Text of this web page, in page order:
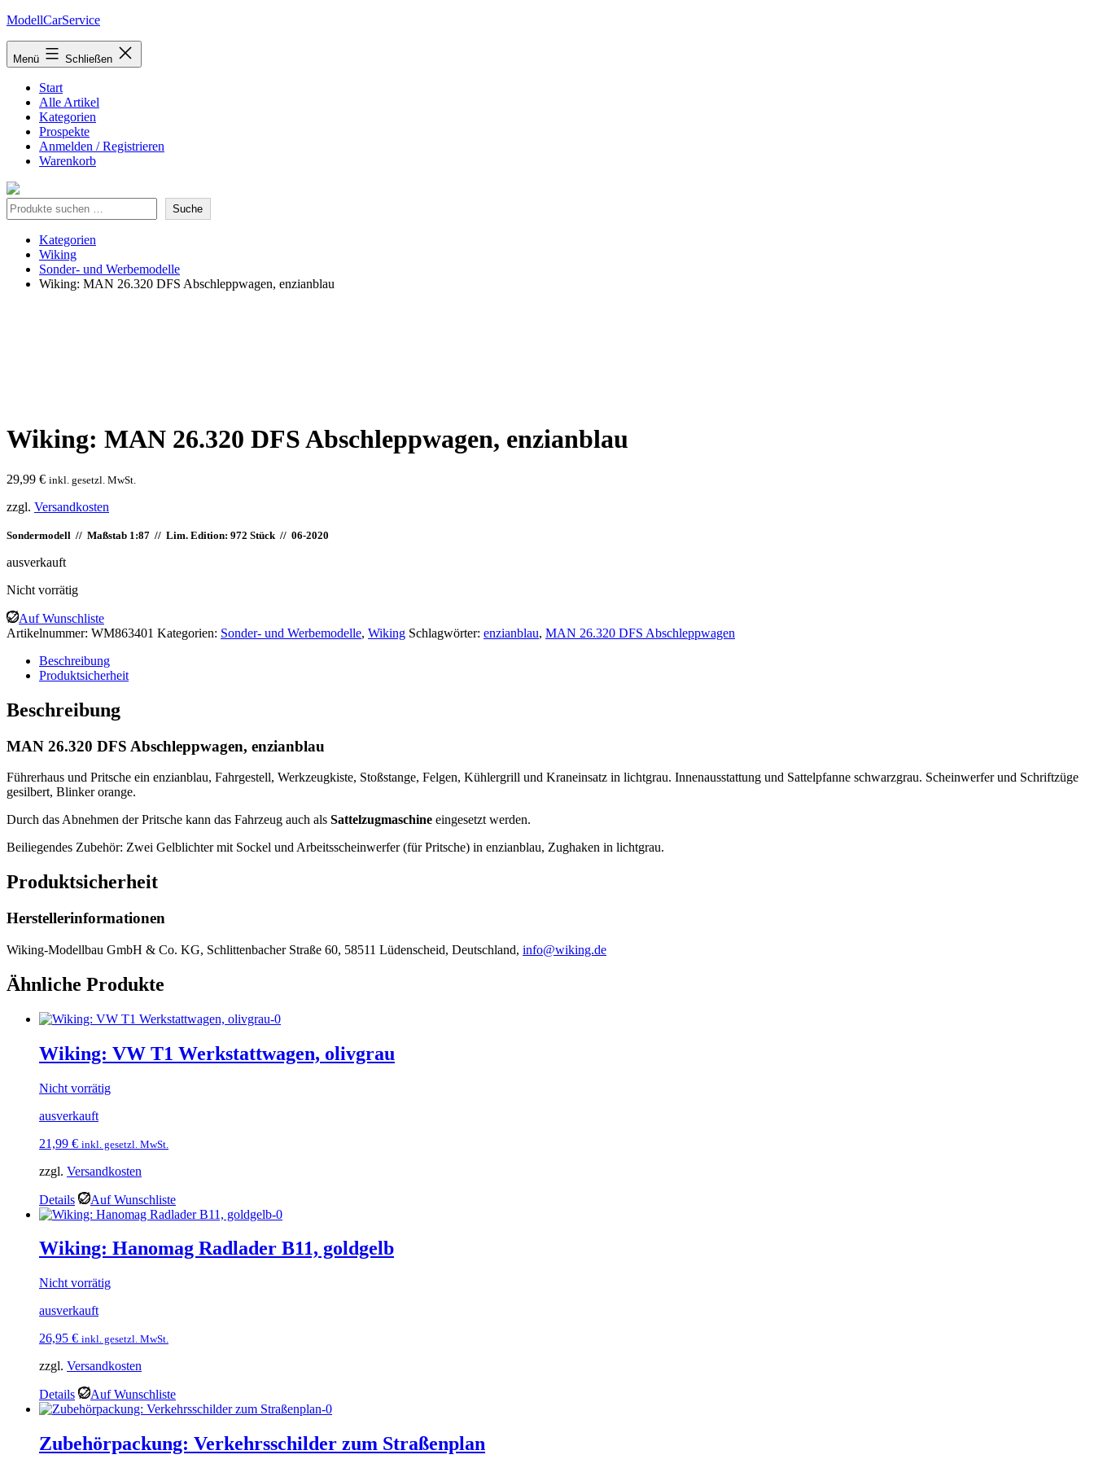
Zum
springen
ModellCarService
Menü Schließen
Start
Alle Artikel
Kategorien
Prospekte
Anmelden / Registrieren
Warenkorb
Suche Suche
Kategorien
Wiking
Sonder- und Werbemodelle
Wiking: MAN 26.320 DFS Abschleppwagen, enzianblau
Wiking: MAN 26.320 DFS Abschleppwagen, enzianblau
29,99 € inkl. gesetzl. MwSt.
zzgl. Versandkosten
Sondermodell // Maßstab 1:87 // Lim. Edition: 972 Stück // 06-2020
ausverkauft
Nicht vorrätig
Auf Wunschliste
Artikelnummer: WM863401 Kategorien: Sonder- und Werbemodelle, Wiking Schlagwörter: enzianblau, MAN 26.320 DFS Abschleppwagen
Beschreibung
Produktsicherheit
Beschreibung
MAN 26.320 DFS Abschleppwagen, enzianblau
Führerhaus und Pritsche ein enzianblau, Fahrgestell, Werkzeugkiste, Stoßstange, Felgen, Kühlergrill und Kraneinsatz in lichtgrau. Innenausstattung und Sattelpfanne schwarzgrau. Scheinwerfer und Schriftzüge
gesilbert, Blinker orange.
Durch das Abnehmen der Pritsche kann das Fahrzeug auch als Sattelzugmaschine eingesetzt werden.
Beiliegendes Zubehör: Zwei Gelblichter mit Sockel und Arbeitsscheinwerfer (für Pritsche) in enzianblau, Zughaken in lichtgrau.
Produktsicherheit
Herstellerinformationen
Wiking-Modellbau GmbH & Co. KG, Schlittenbacher Straße 60, 58511 Lüdenscheid, Deutschland, info@wiking.de
Ähnliche Produkte
Wiking: VW T1 Werkstattwagen, olivgrau
Nicht vorrätig
ausverkauft
21,99 € inkl. gesetzl. MwSt.
zzgl. Versandkosten
Details Auf Wunschliste
Wiking: Hanomag Radlader B11, goldgelb
Nicht vorrätig
ausverkauft
26,95 € inkl. gesetzl. MwSt.
zzgl. Versandkosten
Details Auf Wunschliste
Zubehörpackung: Verkehrsschilder zum Straßenplan